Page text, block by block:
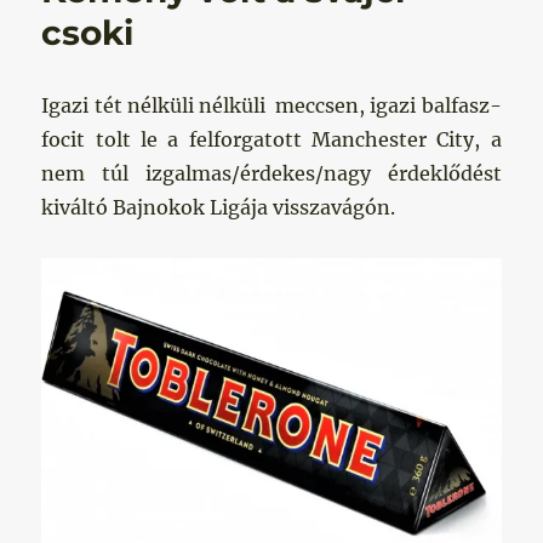
csoki
Igazi tét nélküli nélküli meccsen, igazi balfasz-
focit tolt le a felforgatott Manchester City, a
nem túl izgalmas/érdekes/nagy érdeklődést
kiváltó Bajnokok Ligája visszavágón.